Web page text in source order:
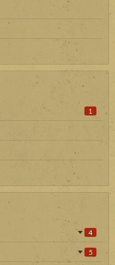
1
4
5